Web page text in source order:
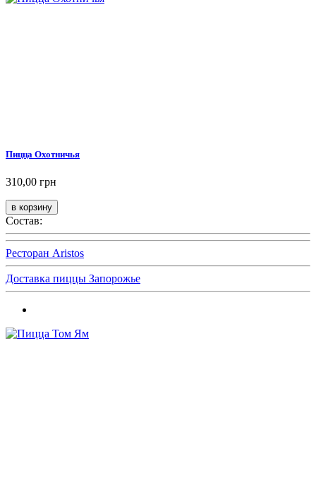
Пицца Охотничья
310,00 грн
Состав:
Ресторан Aristos
Доставка пиццы Запорожье